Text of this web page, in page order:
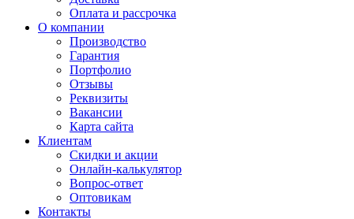
Оплата и рассрочка
О компании
Производство
Гарантия
Портфолио
Отзывы
Реквизиты
Вакансии
Карта сайта
Клиентам
Скидки и акции
Онлайн-калькулятор
Вопрос-ответ
Оптовикам
Контакты